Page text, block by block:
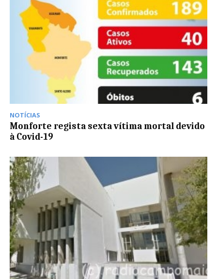
NOTÍCIAS
Monforte regista sexta vítima mortal devido
à Covid-19